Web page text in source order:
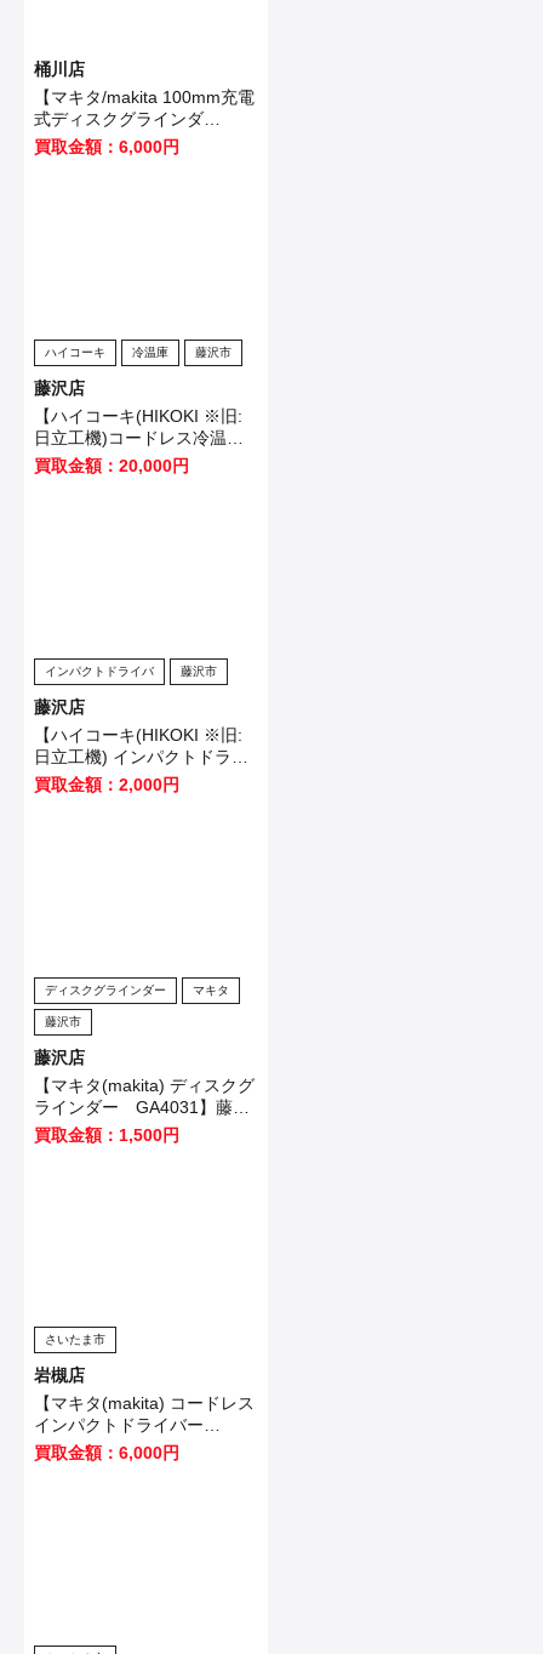
桶川店
【マキタ/makita 100mm充電
式ディスクグラインダ
GA403DRGN】桶川市のお客
様から買取いたしました！
買取金額：6,000円
ハイコーキ 冷温庫 藤沢市
藤沢店
【ハイコーキ(HIKOKI ※旧:
日立工機)コードレス冷温庫
UL18DB(NMG)】藤沢市のお
客様から買取させていただき
買取金額：20,000円
インパクトドライバ 藤沢市
藤沢店
【ハイコーキ(HIKOKI ※旧:
日立工機) インパクトドライ
バ WH12VE】横浜市のお客
様から買取させていただきま
買取金額：2,000円
ディスクグラインダー マキタ
藤沢市
藤沢店
【マキタ(makita) ディスクグ
ラインダー GA4031】藤沢
市のお客様から買取させてい
ただきました！
買取金額：1,500円
さいたま市
岩槻店
【マキタ(makita) コードレス
インパクトドライバー
TD173DZO】坂戸市のお客
様から買取いたしました！
買取金額：6,000円